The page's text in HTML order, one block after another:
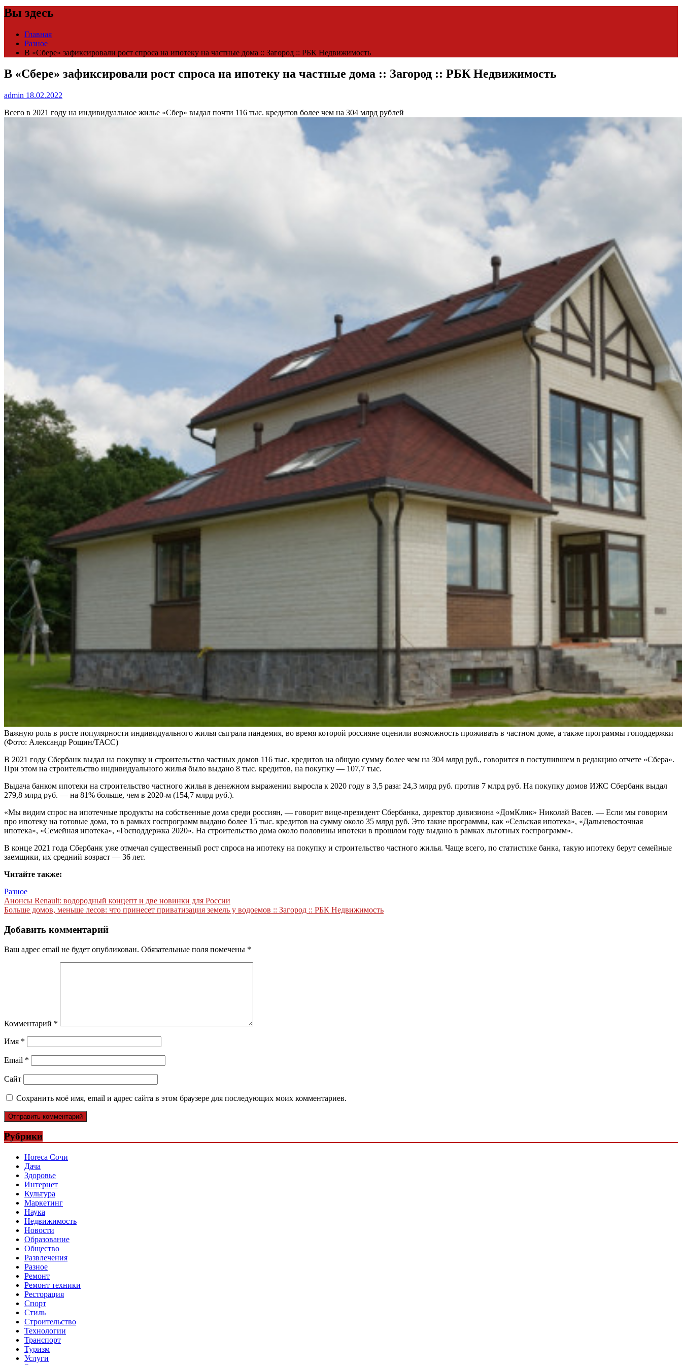
Вы здесь
Главная
Разное
В «Сбере» зафиксировали рост спроса на ипотеку на частные дома :: Загород :: РБК Недвижимость
В «Сбере» зафиксировали рост спроса на ипотеку на частные дома :: Загород :: РБК Недвижимость
admin 18.02.2022
Всего в 2021 году на индивидуальное жилье «Сбер» выдал почти 116 тыс. кредитов более чем на 304 млрд рублей
Важную роль в росте популярности индивидуального жилья сыграла пандемия, во время которой россияне оценили возможность проживать в частном доме, а также программы гоподдержки
(Фото: Александр Рощин/ТАСС)
В 2021 году Сбербанк выдал на покупку и строительство частных домов 116 тыс. кредитов на общую сумму более чем на 304 млрд руб., говорится в поступившем в редакцию отчете «Сбера».
При этом на строительство индивидуального жилья было выдано 8 тыс. кредитов, на покупку — 107,7 тыс.
Выдача банком ипотеки на строительство частного жилья в денежном выражении выросла к 2020 году в 3,5 раза: 24,3 млрд руб. против 7 млрд руб. На покупку домов ИЖС Сбербанк выдал
279,8 млрд руб. — на 81% больше, чем в 2020-м (154,7 млрд руб.).
«Мы видим спрос на ипотечные продукты на собственные дома среди россиян, — говорит вице-президент Сбербанка, директор дивизиона «ДомКлик» Николай Васев. — Если мы говорим
про ипотеку на готовые дома, то в рамках госпрограмм выдано более 15 тыс. кредитов на сумму около 35 млрд руб. Это такие программы, как «Сельская ипотека», «Дальневосточная
ипотека», «Семейная ипотека», «Господдержка 2020». На строительство дома около половины ипотеки в прошлом году выдано в рамках льготных госпрограмм».
В конце 2021 года Сбербанк уже отмечал существенный рост спроса на ипотеку на покупку и строительство частного жилья. Чаще всего, по статистике банка, такую ипотеку берут семейные
заемщики, их средний возраст — 36 лет.
Читайте также:
Разное
Навигация
по
записям
Анонсы Renault: водородный концепт и две новинки для России
Больше домов, меньше лесов: что принесет приватизация земель у водоемов :: Загород :: РБК Недвижимость
Добавить комментарий
Ваш адрес email не будет опубликован. Обязательные поля помечены *
Комментарий *
Имя *
Email *
Сайт
Сохранить моё имя, email и адрес сайта в этом браузере для последующих моих комментариев.
Рубрики
Horeca Сочи
Дача
Здоровье
Интернет
Культура
Маркетинг
Наука
Недвижимость
Новости
Образование
Общество
Развлечения
Разное
Ремонт
Ремонт техники
Ресторация
Спорт
Стиль
Строительство
Технологии
Транспорт
Туризм
Услуги